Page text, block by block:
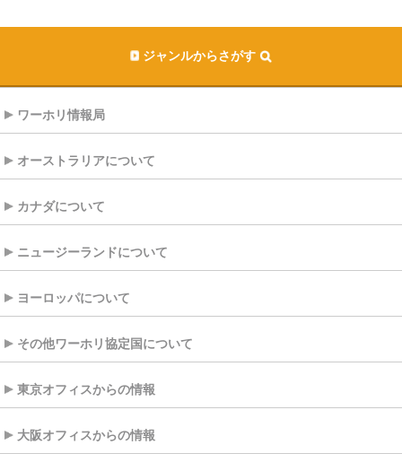
ジャンルからさがす
ワーホリ情報局
オーストラリアについて
カナダについて
ニュージーランドについて
ヨーロッパについて
その他ワーホリ協定国について
東京オフィスからの情報
大阪オフィスからの情報